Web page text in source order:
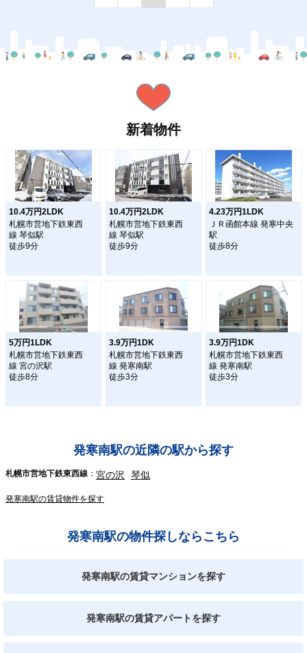
新着物件
10.4万円2LDK
札幌市営地下鉄東西
線 琴似駅
徒歩9分
10.4万円2LDK
札幌市営地下鉄東西
線 琴似駅
徒歩9分
4.23万円1LDK
ＪＲ函館本線 発寒中央
駅
徒歩8分
5万円1LDK
札幌市営地下鉄東西
線 宮の沢駅
徒歩8分
3.9万円1DK
札幌市営地下鉄東西
線 発寒南駅
徒歩3分
3.9万円1DK
札幌市営地下鉄東西
線 発寒南駅
徒歩3分
発寒南駅の近隣の駅から探す
札幌市営地下鉄東西線 宮の沢 琴似
発寒南駅の賃貸物件を探す
発寒南駅の物件探しならこちら
発寒南駅の賃貸マンションを探す
発寒南駅の賃貸アパートを探す